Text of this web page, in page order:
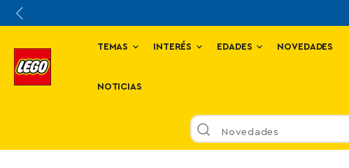
TEMAS INTERÉS EDADES NOVEDADES
NOTICIAS
Novedades